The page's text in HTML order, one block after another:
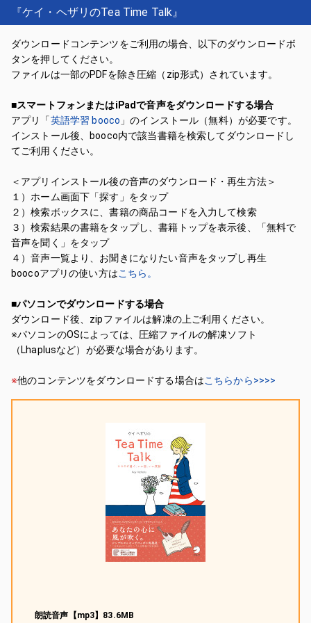
『ケイ・ヘザリのTea Time Talk』
ダウンロードコンテンツをご利用の場合、以下のダウンロードボ
タンを押してください。
ファイルは一部のPDFを除き圧縮（zip形式）されています。
■スマートフォンまたはiPadで音声をダウンロードする場合
アプリ「英語学習 booco 」のインストール（無料）が必要です。
インストール後、booco内で該当書籍を検索してダウンロードし
てご利用ください。
＜アプリインストール後の音声のダウンロード・再生方法＞
１）ホーム画面下「探す」をタップ
２）検索ボックスに、書籍の商品コードを入力して検索
３）検索結果の書籍をタップし、書籍トップを表示後、「無料で
音声を聞く」をタップ
４）音声一覧より、お聞きになりたい音声をタップし再生
boocoアプリの使い方はこちら。
■パソコンでダウンロードする場合
ダウンロード後、zipファイルは解凍の上ご利用ください。
※パソコンのOSによっては、圧縮ファイルの解凍ソフト
（Lhaplusなど）が必要な場合があります。
※他のコンテンツをダウンロードする場合はこちらから>>>>
朗読音声【mp3】83.6MB